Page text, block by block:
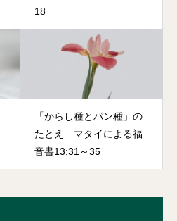
18
「からし種とパン種」の
たとえ マタイによる福
音書13:31～35